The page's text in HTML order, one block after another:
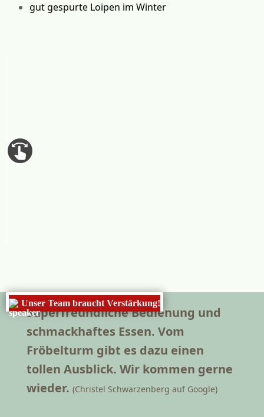
gut gespurte Loipen im Winter
Unser Team braucht Verstärkung!
Superfreundliche Bedienung und
schmackhaftes Essen. Vom
Fröbelturm gibt es dazu einen
tollen Ausblick. Wir kommen gerne
wieder. (Christel Schwarzenberg auf Google)